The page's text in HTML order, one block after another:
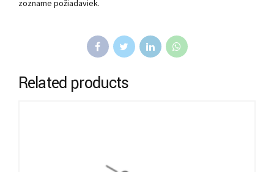
zozname požiadaviek.
Related products